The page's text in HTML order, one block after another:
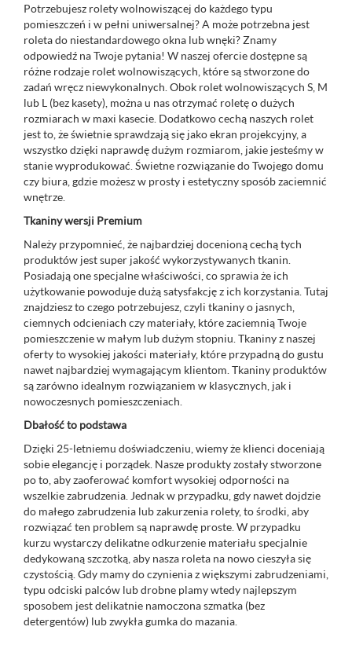
Potrzebujesz rolety wolnowiszącej do każdego typu
pomieszczeń i w pełni uniwersalnej? A może potrzebna jest
roleta do niestandardowego okna lub wnęki? Znamy
odpowiedź na Twoje pytania! W naszej ofercie dostępne są
różne rodzaje rolet wolnowiszących, które są stworzone do
zadań wręcz niewykonalnych. Obok rolet wolnowiszących S, M
lub L (bez kasety), można u nas otrzymać roletę o dużych
rozmiarach w maxi kasecie. Dodatkowo cechą naszych rolet
jest to, że świetnie sprawdzają się jako ekran projekcyjny, a
wszystko dzięki naprawdę dużym rozmiarom, jakie jesteśmy w
stanie wyprodukować. Świetne rozwiązanie do Twojego domu
czy biura, gdzie możesz w prosty i estetyczny sposób zaciemnić
wnętrze.
Tkaniny wersji Premium
Należy przypomnieć, że najbardziej docenioną cechą tych
produktów jest super jakość wykorzystywanych tkanin.
Posiadają one specjalne właściwości, co sprawia że ich
użytkowanie powoduje dużą satysfakcję z ich korzystania. Tutaj
znajdziesz to czego potrzebujesz, czyli tkaniny o jasnych,
ciemnych odcieniach czy materiały, które zaciemnią Twoje
pomieszczenie w małym lub dużym stopniu. Tkaniny z naszej
oferty to wysokiej jakości materiały, które przypadną do gustu
nawet najbardziej wymagającym klientom. Tkaniny produktów
są zarówno idealnym rozwiązaniem w klasycznych, jak i
nowoczesnych pomieszczeniach.
Dbałość to podstawa
Dzięki 25-letniemu doświadczeniu, wiemy że klienci doceniają
sobie elegancję i porządek. Nasze produkty zostały stworzone
po to, aby zaoferować komfort wysokiej odporności na
wszelkie zabrudzenia. Jednak w przypadku, gdy nawet dojdzie
do małego zabrudzenia lub zakurzenia rolety, to środki, aby
rozwiązać ten problem są naprawdę proste. W przypadku
kurzu wystarczy delikatne odkurzenie materiału specjalnie
dedykowaną szczotką, aby nasza roleta na nowo cieszyła się
czystością. Gdy mamy do czynienia z większymi zabrudzeniami,
typu odciski palców lub drobne plamy wtedy najlepszym
sposobem jest delikatnie namoczona szmatka (bez
detergentów) lub zwykła gumka do mazania.